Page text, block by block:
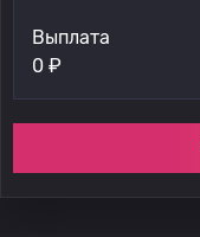
Выплата
0 ₽